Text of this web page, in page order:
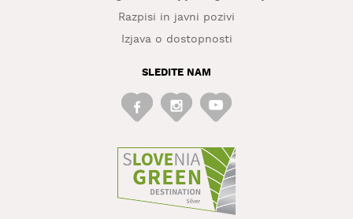
Razpisi in javni pozivi
Izjava o dostopnosti
SLEDITE NAM